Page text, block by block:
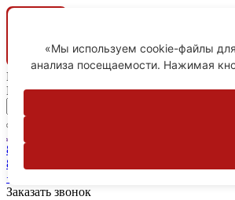
Ваш город
Пятигорск
Личный кабинет
8-800-775-59-89
8-800-775-59-89
+7 918 754-83-77
Заказать звонок
«Мы используем cookie-файлы для
анализа посещаемости. Нажимая